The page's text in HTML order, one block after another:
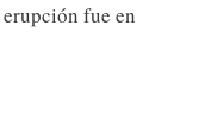
fue en